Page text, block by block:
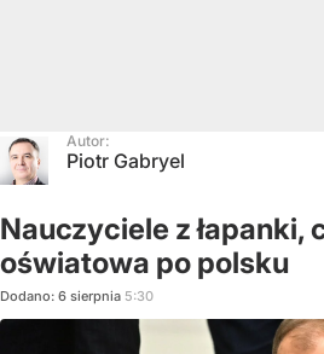
Autor:
Piotr Gabryel
Nauczyciele z łapanki,
oświatowa po polsku
Dodano: 6 sierpnia 5:30